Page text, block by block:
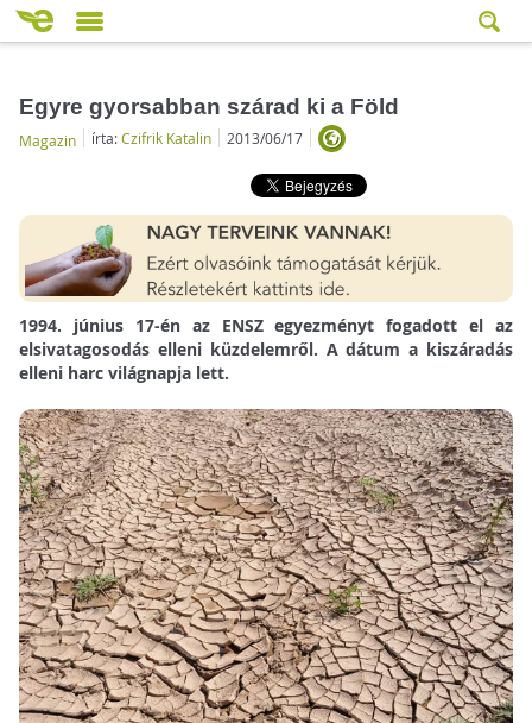
Egyre gyorsabban szárad ki a Föld
Magazin írta:Czifrik Katalin 2013/06/17
1994. június 17-én az ENSZ egyezményt fogadott el az
elsivatagosodás elleni küzdelemről. A dátum a kiszáradás
elleni harc világnapja lett.